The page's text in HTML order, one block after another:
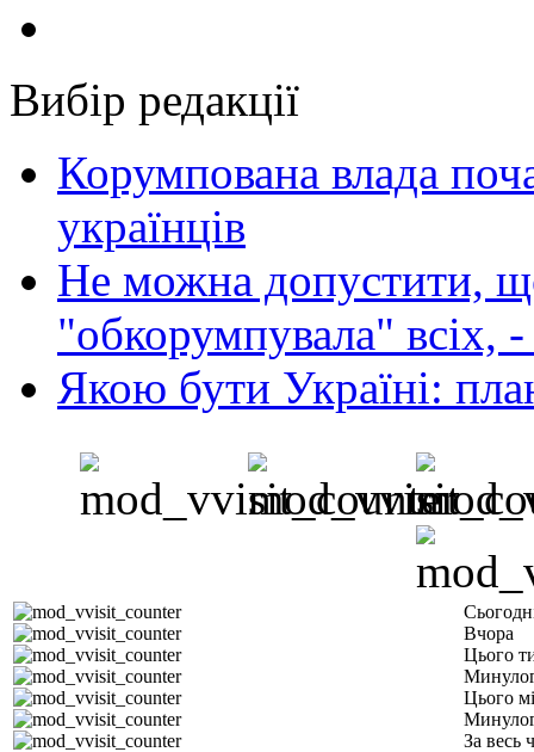
Вибір редакції
Корумпована влада
українців
Не можна допустити,
"обкорумпувала" всіх,
Якою бути Україні:
Вчора
Цього
Цього
За весь